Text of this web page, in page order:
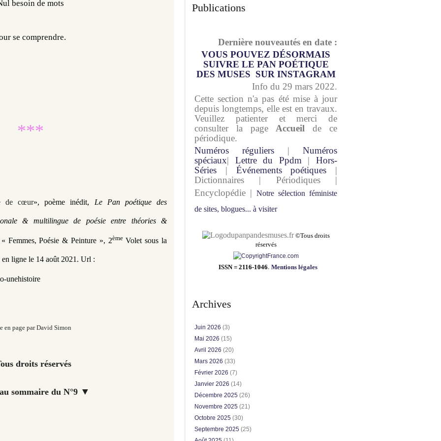
besoin de mots
se comprendre.
***
de cœur», poème inédit, Le Pan poétique des
& multilingue de poésie entre théories &
Femmes, Poésie & Peinture », 2èmeVolet sous la
ligne le 14 août 2021 . Url :
unehistoire
en page par David Simon
droits réservés
sommaire du N°9 ▼
Publications
Dernière nouveautés en date :
VOUS POUVEZ DÉSORMAIS
SUIVRE LE PAN POÉTIQUE
DES MUSES SUR INSTAGRAM
Info du 29 mars 2022.
Cette section n'a pas été mise à jour
depuis longtemps, elle est en travaux.
Veuillez patienter et merci de
consulter la page Accueil de ce
périodique.
Numéros réguliers | Numéros
spéciaux| Lettre du Ppdm |Hors-
Séries | Événements poétiques |
Dictionnaires | Périodiques |
Encyclopédie | Notre sélection féministe
de sites, blogues... à visiter
pandesmuses.fr ©Tous droits
réservés
ISSN = 2116-1046. Mentions légales
Archives
Juin 2026 (3)
Mai 2026 (15)
Avril 2026 (20)
Mars 2026 (33)
Février 2026 (7)
Janvier 2026 (14)
Décembre 2025 (26)
Novembre 2025 (21)
Octobre 2025 (30)
Septembre 2025 (25)